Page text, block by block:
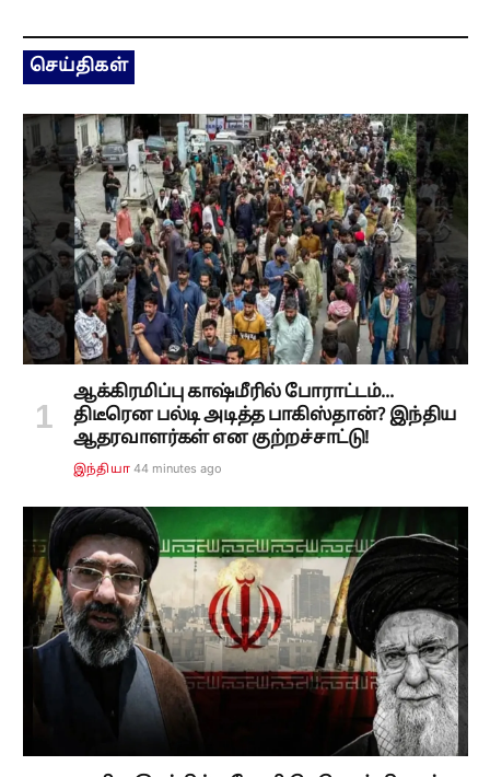
செய்திகள்
ஆக்கிரமிப்பு காஷ்மீரில் போராட்டம்...
திடீரென பல்டி அடித்த பாகிஸ்தான்? இந்திய
ஆதரவாளர்கள் என குற்றச்சாட்டு!
இந்தியா 44 minutes ago